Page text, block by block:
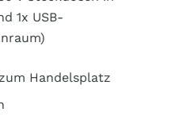
1x USB-
Handelsplatz